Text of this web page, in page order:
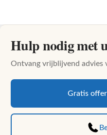
Hulp nodig met
Ontvang vrijblijvend advies
Gratis